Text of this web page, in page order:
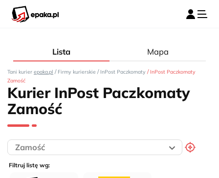
Lista Mapa
Tani kurier epaka.pl / Firmy kurierskie / InPost Paczkomaty / InPost Paczkomaty
Zamość
Kurier InPost Paczkomaty
Zamość
Filtruj listę wg: